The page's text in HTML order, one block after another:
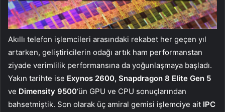
Akıllı telefon işlemcileri arasındaki rekabet her geçen yıl
artarken, geliştiricilerin odağı artık ham performanstan
ziyade verimlilik performansına da yoğunlaşmaya başladı.
Yakın tarihte ise Exynos 2600, Snapdragon 8 Elite Gen 5
ve Dimensity 9500‘ün GPU ve CPU sonuçlarından
bahsetmiştik. Son olarak üç amiral gemisi işlemciye ait IPC